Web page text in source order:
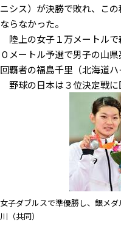
ニシス）が決勝で敗れ、こ
ならなかった。
陸上の女子１万メートルで
０メートル予選で男子の山
回覇者の福島千里（北海道ハ
野球の日本は３位決定戦に
女子ダブルスで準優勝し、銀メ
川（共同）